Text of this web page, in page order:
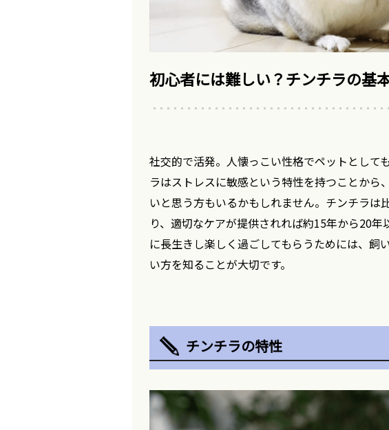
初心者には難しい？チンチラの基
社交的で活発。人懐っこい性格でペットとして
ラはストレスに敏感という特性を持つことから
いと思う方もいるかもしれません。チンチラは
り、適切なケアが提供されれば約15年から20
に長生きし楽しく過ごしてもらうためには、飼
い方を知ることが大切です。
チンチラの特性